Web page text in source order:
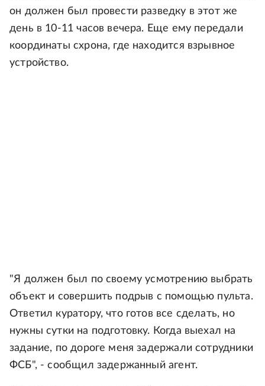
он должен был провести разведку в этот же
день в 10-11 часов вечера. Еще ему передали
координаты схрона, где находится взрывное
устройство.
"Я должен был по своему усмотрению выбрать
объект и совершить подрыв с помощью пульта.
Ответил куратору, что готов все сделать, но
нужны сутки на подготовку. Когда выехал на
задание, по дороге меня задержали сотрудники
ФСБ", - сообщил задержанный агент.